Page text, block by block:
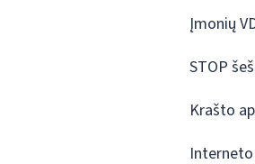
Įmonių
STOP
Krašto